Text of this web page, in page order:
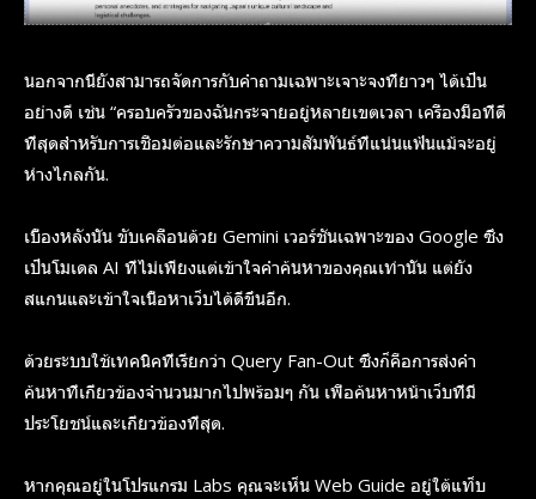
นอกจากนี้ยังสามารถจัดการกับคำถามเฉพาะเจาะจงที่ยาวๆ ได้เป็น
อย่างดี เช่น “ครอบครัวของฉันกระจายอยู่หลายเขตเวลา เครื่องมือที่ดี
ที่สุดสำหรับการเชื่อมต่อและรักษาความสัมพันธ์ที่แน่นแฟ้นแม้จะอยู่
ห่างไกลกัน.
เบื้องหลังนั้น ขับเคลื่อนด้วย Gemini เวอร์ชันเฉพาะของ Google ซึ่ง
เป็นโมเดล AI ที่ไม่เพียงแต่เข้าใจคำค้นหาของคุณเท่านั้น แต่ยัง
สแกนและเข้าใจเนื้อหาเว็บได้ดีขึ้นอีก.
ด้วยระบบใช้เทคนิคที่เรียกว่า Query Fan-Out ซึ่งก็คือการส่งคำ
ค้นหาที่เกี่ยวข้องจำนวนมากไปพร้อมๆ กัน เพื่อค้นหาหน้าเว็บที่มี
ประโยชน์และเกี่ยวข้องที่สุด.
หากคุณอยู่ในโปรแกรม Labs คุณจะเห็น Web Guide อยู่ใต้แท็บ